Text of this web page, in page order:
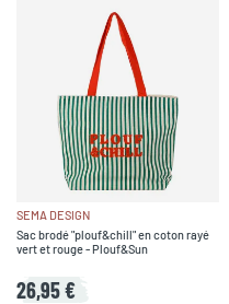
SEMA DESIGN
Sac brodé "plouf&chill" en coton rayé
vert et rouge - Plouf&Sun
26,95 €